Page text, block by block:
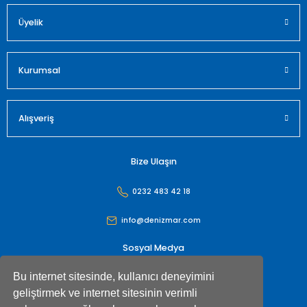
Bu internet sitesinde, kullanıcı deneyimini
geliştirmek ve internet sitesinin verimli
Üyelik
Kurumsal
Alışveriş
Bize Ulaşın
0232 483 42 18
info@denizmar.com
Sosyal Medya